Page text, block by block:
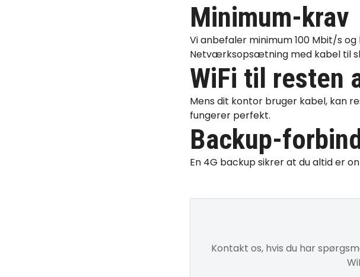
Minimum-krav
Vi anbefaler minimum 100 Mbit/s
Netværksopsætning med kabel til
WiFi til resten
Mens dit kontor bruger kabel, kan
fungerer perfekt.
Backup-
En 4G backupsikrer at du altid er
Kontakt os, hvis du har